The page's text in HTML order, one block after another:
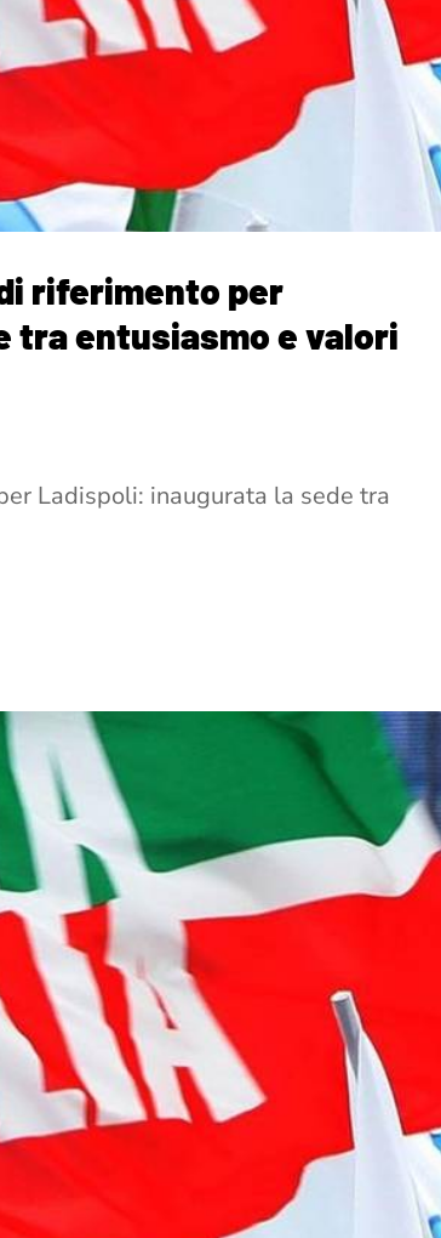
riferimento per
tra entusiasmo e valori
Ladispoli: inaugurata la sede tra